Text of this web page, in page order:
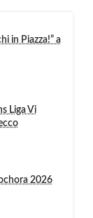
in Piazza!” a
Liga Vi
2026